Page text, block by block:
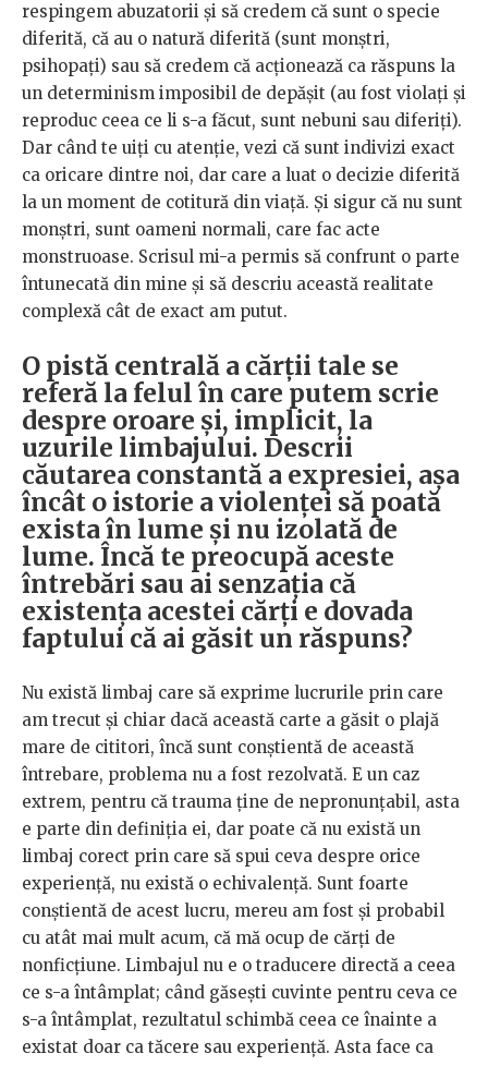
respingem abuzatorii și să credem că sunt o specie
diferită, că au o natură diferită (sunt monștri,
psihopați) sau să credem că acționează ca răspuns la
un determinism imposibil de depășit (au fost violați și
reproduc ceea ce li s-a făcut, sunt nebuni sau diferiți).
Dar când te uiți cu atenție, vezi că sunt indivizi exact
ca oricare dintre noi, dar care a luat o decizie diferită
la un moment de cotitură din viață. Și sigur că nu sunt
monștri, sunt oameni normali, care fac acte
monstruoase. Scrisul mi-a permis să confrunt o parte
întunecată din mine și să descriu această realitate
complexă cât de exact am putut.
O pistă centrală a cărții tale se
referă la felul în care putem scrie
despre oroare și, implicit, la
uzurile limbajului. Descrii
căutarea constantă a expresiei, așa
încât o istorie a violenței să poată
exista în lume și nu izolată de
lume. Încă te preocupă aceste
întrebări sau ai senzația că
existența acestei cărți e dovada
faptului că ai găsit un răspuns?
Nu există limbaj care să exprime lucrurile prin care
am trecut și chiar dacă această carte a găsit o plajă
mare de cititori, încă sunt conștientă de această
întrebare, problema nu a fost rezolvată. E un caz
extrem, pentru că trauma ține de nepronunțabil, asta
e parte din definiția ei, dar poate că nu există un
limbaj corect prin care să spui ceva despre orice
experiență, nu există o echivalență. Sunt foarte
conștientă de acest lucru, mereu am fost și probabil
cu atât mai mult acum, că mă ocup de cărți de
nonficțiune. Limbajul nu e o traducere directă a ceea
ce s-a întâmplat; când găsești cuvinte pentru ceva ce
s-a întâmplat, rezultatul schimbă ceea ce înainte a
existat doar ca tăcere sau experiență. Asta face ca